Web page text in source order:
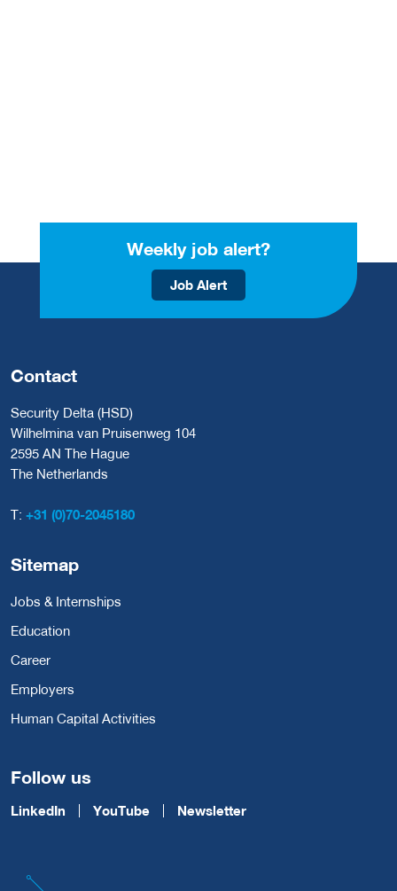
Weekly job alert?
Job Alert
Contact
Security Delta (HSD)
Wilhelmina van Pruisenweg 104
2595 AN The Hague
The Netherlands
T: +31 (0)70-2045180
Sitemap
Jobs & Internships
Education
Career
Employers
Human Capital Activities
Follow us
LinkedIn YouTube Newsletter